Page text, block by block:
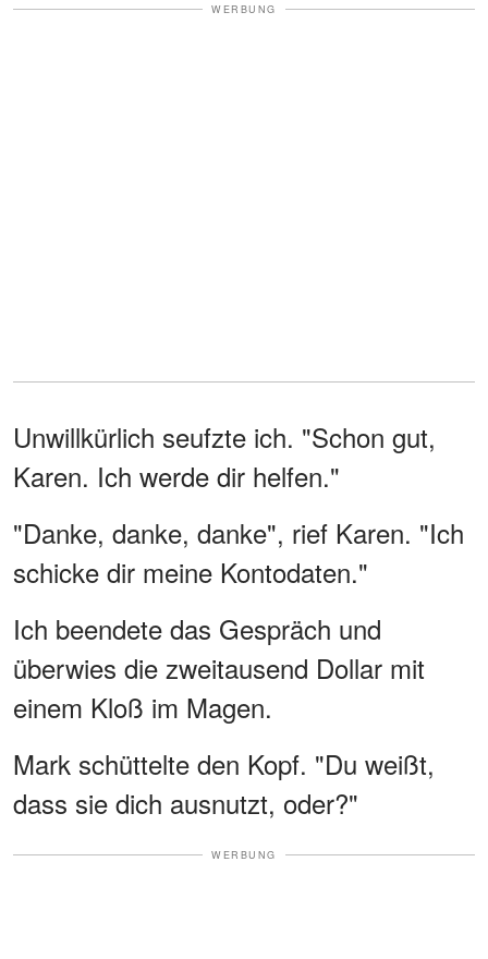
WERBUNG
Unwillkürlich seufzte ich. "Schon gut,
Karen. Ich werde dir helfen."
"Danke, danke, danke", rief Karen. "Ich
schicke dir meine Kontodaten."
Ich beendete das Gespräch und
überwies die zweitausend Dollar mit
einem Kloß im Magen.
Mark schüttelte den Kopf. "Du weißt,
dass sie dich ausnutzt, oder?"
WERBUNG